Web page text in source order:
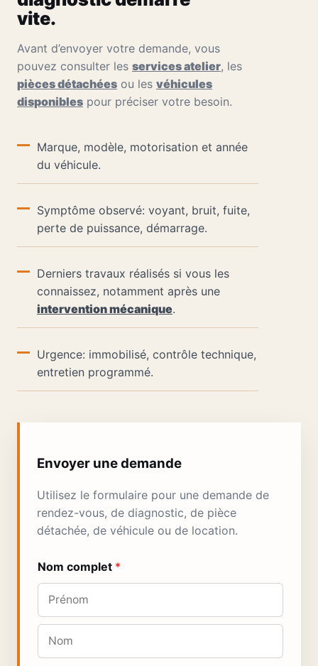
vite.
Avant d’envoyer votre demande, vous
pouvez consulter les services atelier, les
pièces détachées ou les véhicules
disponibles pour préciser votre besoin.
Marque, modèle, motorisation et année
du véhicule.
Symptôme observé: voyant, bruit, fuite,
perte de puissance, démarrage.
Derniers travaux réalisés si vous les
connaissez, notamment après une
intervention mécanique.
Urgence: immobilisé, contrôle technique,
entretien programmé.
Envoyer une demande
Utilisez le formulaire pour une demande de
rendez-vous, de diagnostic, de pièce
détachée, de véhicule ou de location.
Nom complet *